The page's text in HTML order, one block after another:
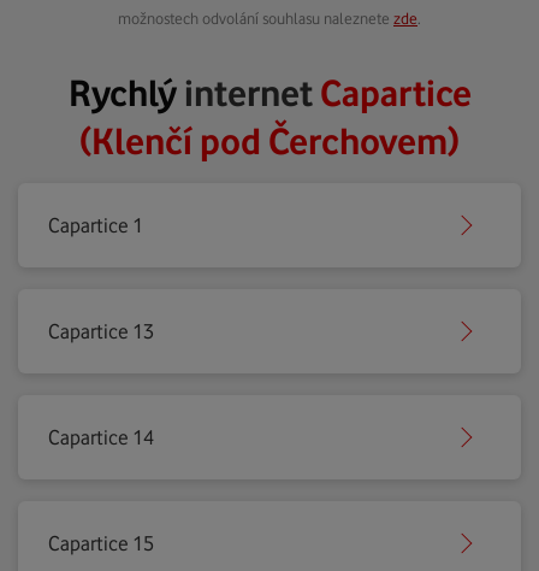
možnostech odvolání souhlasu naleznete zde
RychlýinternetCapartice
(Klenčí pod Čerchovem)
Capartice 1
Capartice 13
Capartice 14
Capartice 15